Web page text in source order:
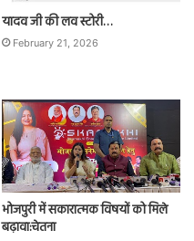
यादव जी की लव स्टोरी…
February 21, 2026
भोजपुरी में सकारात्मक विषयों को मिले
बढ़ावा:चेतना